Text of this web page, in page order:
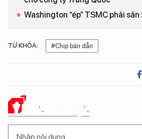
Washington “ép” TSMC phải
TỪ KHÓA: #Chip bán dẫn
Ý KIẾN CỦA BẠN